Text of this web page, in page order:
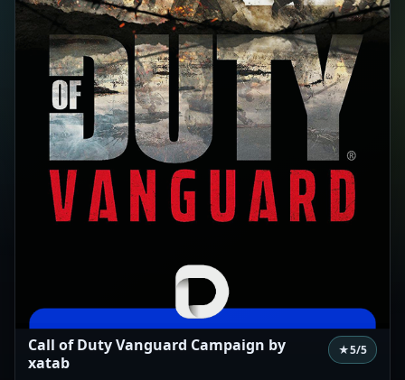
Call of Duty Vanguard Campaign by
xatab
★5/5